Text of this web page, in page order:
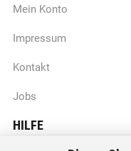
Mein Konto
Impressum
Kontakt
Jobs
HILFE